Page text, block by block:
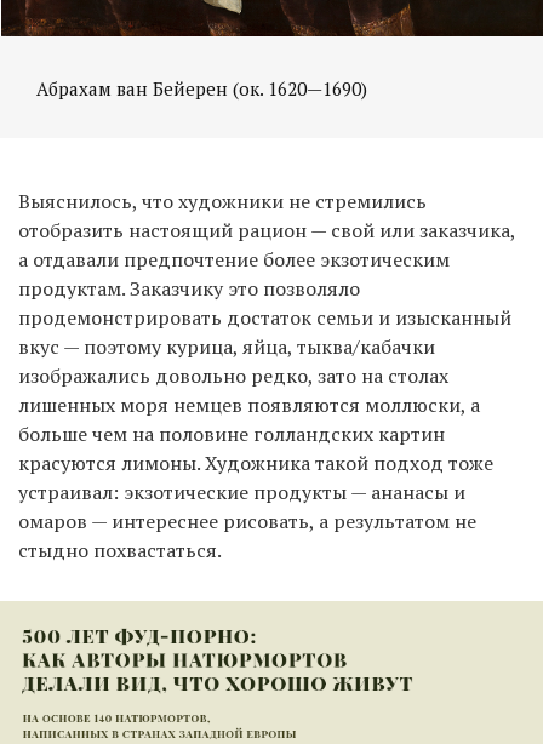
Абрахам ван Бейерен (ок. 1620—1690)
Выяснилось, что художники не стремились
отобразить настоящий рацион — свой или заказчика,
а отдавали предпочтение более экзотическим
продуктам. Заказчику это позволяло
продемонстрировать достаток семьи и изысканный
вкус — поэтому курица, яйца, тыква/кабачки
изображались довольно редко, зато на столах
лишенных моря немцев появляются моллюски, а
больше чем на половине голландских картин
красуются лимоны. Художника такой подход тоже
устраивал: экзотические продукты — ананасы и
омаров — интереснее рисовать, а результатом не
стыдно похвастаться.